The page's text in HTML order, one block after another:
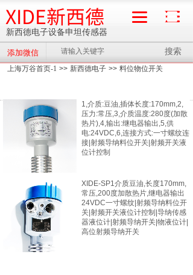
上海万谷首页-1 >> 新西德电子 >> 料位物位开关
1,介质:豆油,插体长度:170mm,2,
压力:常压,3,介质温度:280度(加散
热片),4,输出:继电器输出,5,供
电:24VDC,6,连接方式:一寸螺纹连
接|射频导纳料位开关|射频开关液
位计控制
XIDE-SP1介质豆油,长度170mm,
常压,200度加散热片,继电器输出
24VDC一寸螺纹|射频导纳料位开
关|射频开关液位计控制|导纳传感
器液位计|射频导纳开关|物液位计|
高位射频导纳开关
搜索
添加微信
新西德电子设备申坦传感器
XIDE新西德